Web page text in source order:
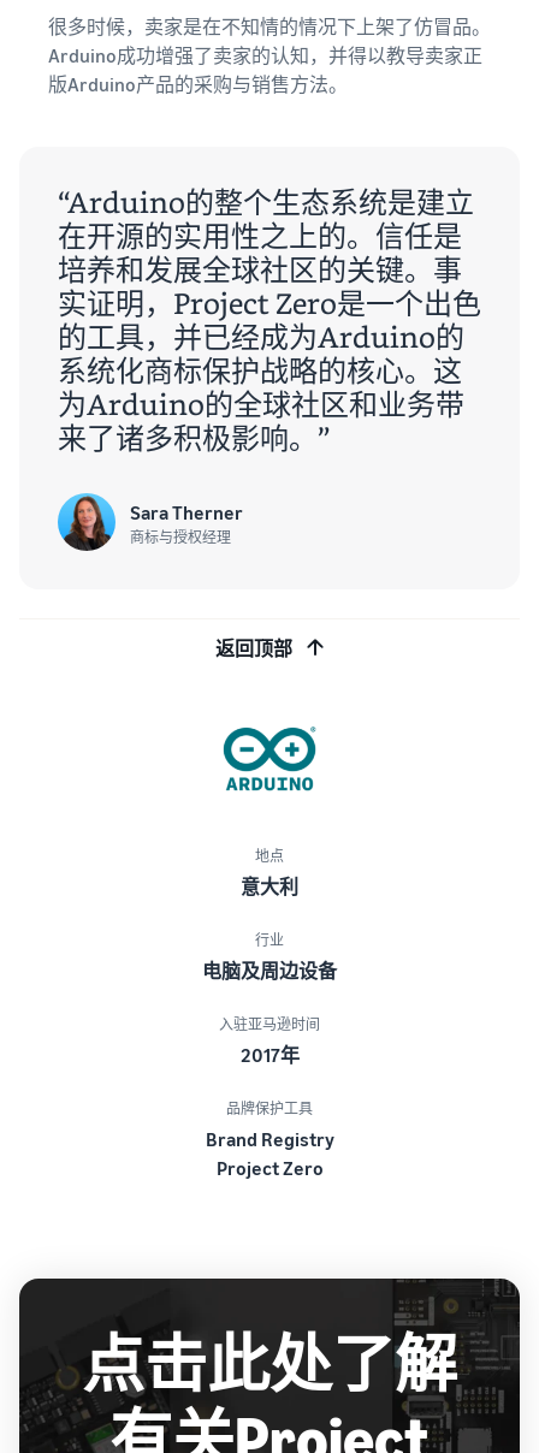
很多时候，卖家是在不知情的情况下上架了仿冒品。
Arduino成功增强了卖家的认知，并得以教导卖家正
版Arduino产品的采购与销售方法。
“Arduino的整个生态系统是建立
在开源的实用性之上的。信任是
培养和发展全球社区的关键。事
实证明，Project Zero是一个出色
的工具，并已经成为Arduino的
系统化商标保护战略的核心。这
为Arduino的全球社区和业务带
来了诸多积极影响。”
Sara Therner
商标与授权经理
返回顶部
地点
意大利
行业
电脑及周边设备
入驻亚马逊时间
2017年
品牌保护工具
Brand Registry
Project Zero
点击此处了解